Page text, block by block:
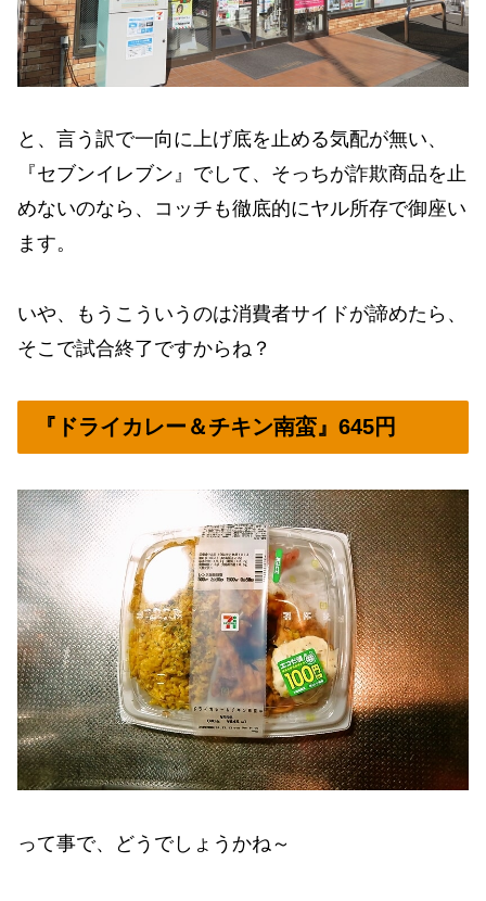
と、言う訳で一向に上げ底を止める気配が無い、
『セブンイレブン』でして、そっちが詐欺商品を止
めないのなら、コッチも徹底的にヤル所存で御座い
ます。
いや、もうこういうのは消費者サイドが諦めたら、
そこで試合終了ですからね？
『ドライカレー＆チキン南蛮』645円
って事で、どうでしょうかね～